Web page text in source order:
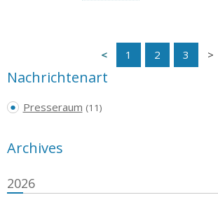
1 2 3
Nachrichtenart
Presseraum (11)
Archives
2026